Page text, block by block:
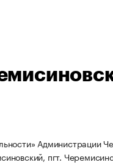
Администрации
пгт.